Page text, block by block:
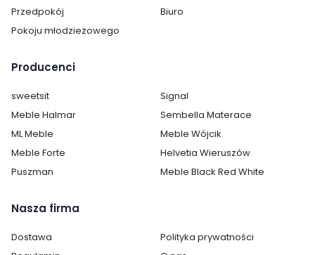
Przedpokój
Biuro
Pokoju młodzieżowego
Producenci
sweetsit
Signal
Meble Halmar
Sembella Materace
ML Meble
Meble Wójcik
Meble Forte
Helvetia Wieruszów
Puszman
Meble Black Red White
Nasza firma
Dostawa
Polityka prywatności